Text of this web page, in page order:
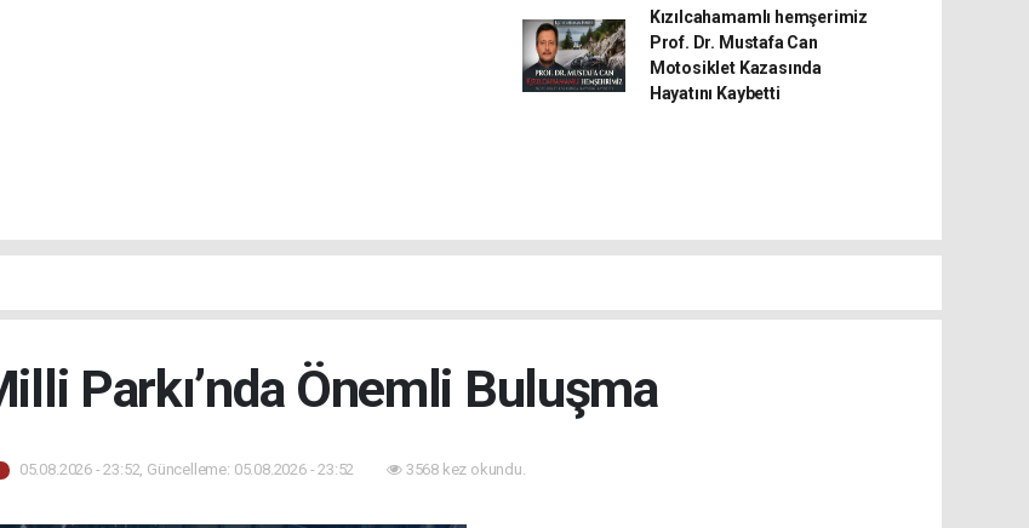
Kızılcahamamlı hemşerimiz
Prof. Dr. Mustafa Can
Motosiklet Kazasında
Hayatını Kaybetti
Parkı’nda Önemli Buluşma
05.08.2026 - 23:52, Güncelleme: 05.08.2026 - 23:52 3568 kez okundu.